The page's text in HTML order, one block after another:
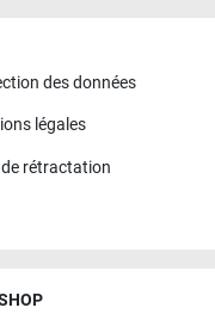
des données
légales
rétractation